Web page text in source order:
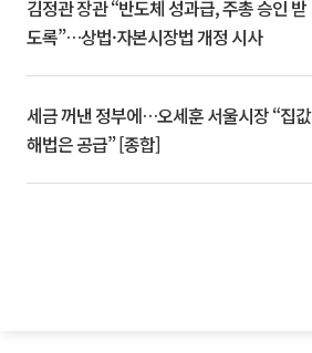
김정관 장관 “반도체 성과급, 주총 승인 받
도록”…상법·자본시장법 개정 시사
세금 꺼낸 정부에…오세훈 서울시장 “집값
해법은 공급” [종합]